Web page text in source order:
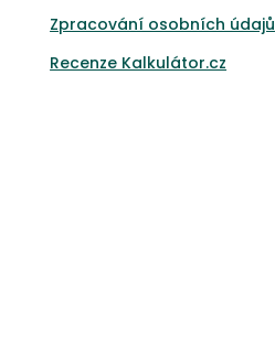
Zpracování osobních údajů
Recenze Kalkulátor.cz